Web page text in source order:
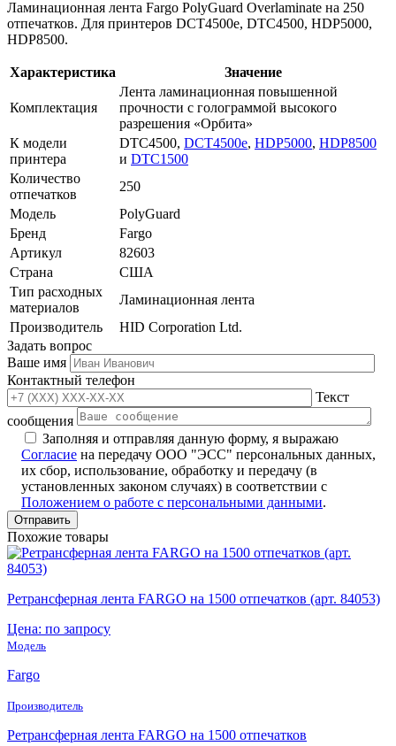
Ламинационная лента Fargo PolyGuard Overlaminate на 250
отпечатков. Для принтеров DCT4500e, DTC4500, HDP5000,
HDP8500.
Характеристика Значение
Комплектация
Лента ламинационная повышенной
прочности с голограммой высокого
разрешения «Орбита»
К модели
принтера
DTC4500, DCT4500e, HDP5000, HDP8500
и DTC1500
Количество
отпечатков
250
Модель
PolyGuard
Бренд
Fargo
Артикул
82603
Страна
США
Тип расходных
материалов
Ламинационная лента
Производитель
HID Corporation Ltd.
Задать вопрос
Ваше имя
Контактный телефон
Текст
сообщения
Заполняя и отправляя данную форму, я выражаю
Согласие на передачу ООО "ЭСС" персональных данных,
их сбор, использование, обработку и передачу (в
установленных законом случаях) в соответствии с
Положением о работе с персональными данными.
Похожие товары
Ретрансферная лента FARGO на 1500 отпечатков (арт. 84053)
Цена: по запросу
Модель
Fargo
Производитель
Ретрансферная лента FARGO на 1500 отпечатков